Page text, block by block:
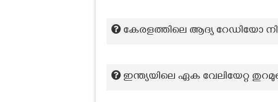
കേരളത്തിലെ ആദ്യ റേഡിയോ
ഇന്ത്യയിലെ ഏക വേലിയേറ്റ